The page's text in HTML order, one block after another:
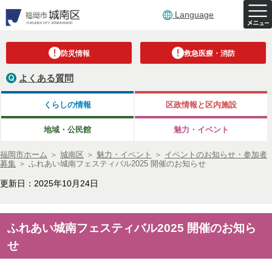
Language
防災情報 救急医療・消防
よくある質問
くらしの情報 区政情報と区内施設
地域・公民館 魅力・イベント
福岡市ホーム ＞ 城南区 ＞ 魅力・イベント ＞ イベントのお知らせ・参加者
募集 ＞ ふれあい城南フェスティバル2025 開催のお知らせ
更新日：2025年10月24日
ふれあい城南フェスティバル2025 開催のお知ら
せ